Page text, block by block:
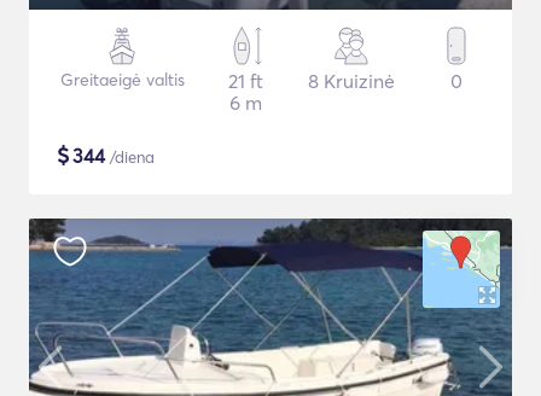
Greitaeigė valtis
21 ft
6 m
8 Kruizinė 0
$344/diena